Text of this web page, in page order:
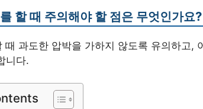
할 때 주의해야 할 점은 무엇인가요?
때 과도한 압박을 가하지 않도록 유의하고,
니다.